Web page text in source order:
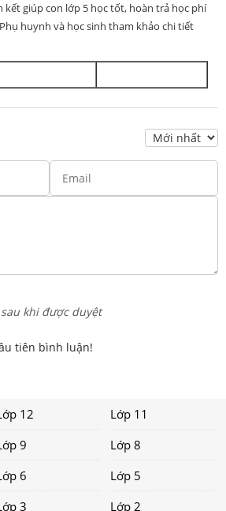
kết giúp con lớp 5 học tốt, hoàn trả học phí
huynh và học sinh tham khảo chi tiết
khi được duyệt
tiên bình luận!
12
Lớp 11
9
Lớp 8
6
Lớp 5
3 Lớp 2